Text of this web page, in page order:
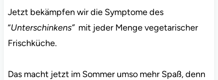
Jetzt bekämpfen wir die Symptome des
“Unterschinkens” mit jeder Menge vegetarischer
Frischküche.
Das macht jetzt im Sommer umso mehr Spaß, denn